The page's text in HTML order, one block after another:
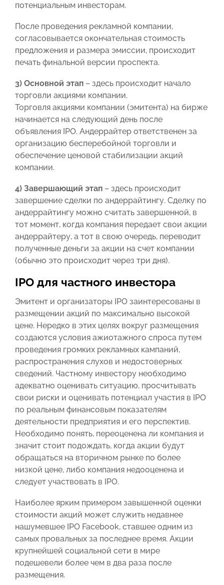
потенциальным инвесторам.
После проведения рекламной компании,
согласовывается окончательная стоимость
предложения и размера эмиссии, происходит
печать финальной версии проспекта.
3) Основной этап – здесь происходит начало
торговли акциями компании.
Торговля акциями компании (эмитента) на бирже
начинается на следующий день после
объявления IPO. Андеррайтер ответственен за
организацию бесперебойной торговли и
обеспечение ценовой стабилизации акций
компании.
4) Завершающий этап – здесь происходит
завершение сделки по андеррайтингу. Сделку по
андеррайтингу можно считать завершенной, в
тот момент, когда компания передает свои акции
андеррайтеру, а тот в свою очередь, переводит
полученные деньги за акции на счет компании
(обычно это происходит через три дня).
IPO для частного инвестора
Эмитент и организаторы IPO заинтересованы в
размещении акций по максимально высокой
цене. Нередко в этих целях вокруг размещения
создаются условия ажиотажного спроса путем
проведения громких рекламных кампаний,
распространения слухов и недостоверных
сведений. Частному инвестору необходимо
адекватно оценивать ситуацию, просчитывать
свои риски и оценивать потенциал участия в IPO
по реальным финансовым показателям
деятельности предприятия и его перспектив.
Необходимо понять, переоценена ли компания и
значит стоит подождать, когда акции будут
обращаться на вторичном рынке по более
низкой цене, либо компания недооценена и
следует участвовать в IPO.
Наиболее ярким примером завышенной оценки
стоимости акций может служить недавнее
нашумевшее IPO Facebook, ставшее одним из
самых провальных за последнее время. Акции
крупнейшей социальной сети в мире
подешевели более чем в два раза после
размещения.